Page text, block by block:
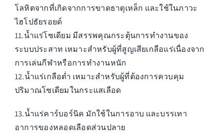
โลหิตจากที่เกิดจากการขาดธาตุเหล็ก และใช้ในภาวะ
ไฮโปธัยรอยด์
11.น้ำแร่โซเดียม มีสรรพคุณกระตุ้นการทำงานของ
ระบบประสาท เหมาะสำหรับผู้ที่สูญเสียเกลือแร่เนื่องจาก
การเล่นกีฬาหรือการทำงานหนัก
12.น้ำแร่เกลือต่ำ เหมาะสำหรับผู้ที่ต้องการควบคุม
ปริมาณโซเดียมในกระแสเลือด
13.น้ำแร่คาร์บอร์นิค มักใช้ในการอาบ และบรรเทา
อาการของหลอดเลือดส่วนปลาย